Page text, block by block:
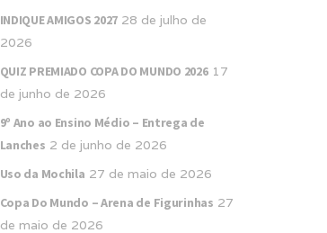
INDIQUE AMIGOS 2027 28 de julho de
2026
QUIZ PREMIADO COPA DO MUNDO 2026 17
de junho de 2026
9º Ano ao Ensino Médio – Entrega de
Lanches 2 de junho de 2026
Uso da Mochila 27 de maio de 2026
Copa Do Mundo – Arena de Figurinhas 27
de maio de 2026